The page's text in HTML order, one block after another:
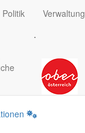
Politik
Verwaltung
.